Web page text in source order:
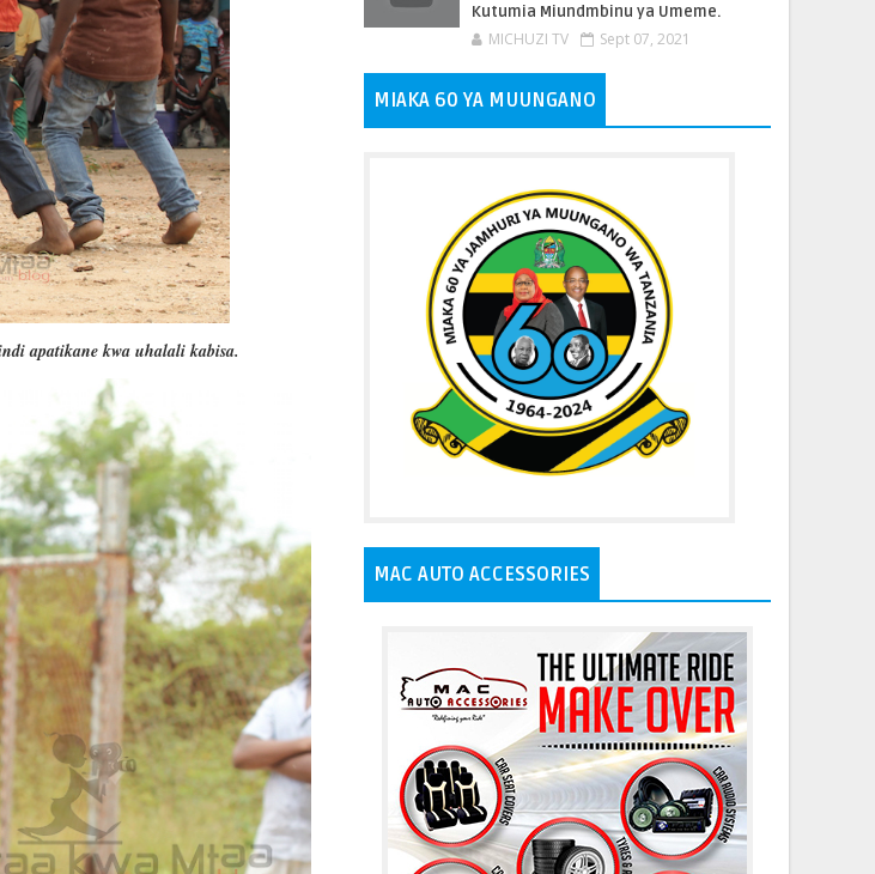
apatikane kwa uhalali kabisa.
Kutumia Miundmbinu ya Umeme.
MICHUZI TV Sept 07, 2021
MIAKA 60 YA MUUNGANO
MAC AUTO ACCESSORIES